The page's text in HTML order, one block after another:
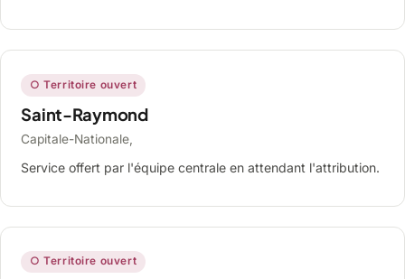
○ Territoire ouvert
Saint-Raymond
Capitale-Nationale,
Service offert par l'équipe centrale en attendant l'attribution.
○ Territoire ouvert